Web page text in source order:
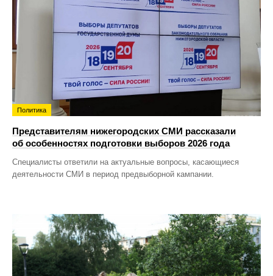
Политика
Представителям нижегородских СМИ рассказали
об особенностях подготовки выборов 2026 года
Специалисты ответили на актуальные вопросы, касающиеся
деятельности СМИ в период предвыборной кампании.